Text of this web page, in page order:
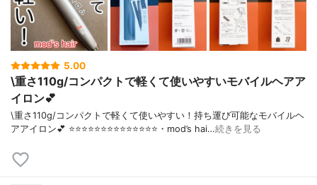
5.00
\重さ110g/コンパクトで軽くて使いやすいモバイルヘアア
イロン💕
\重さ110g/コンパクトで軽くて使いやすい！持ち運び可能なモバイルヘ
アアイロン💕 ⭐️⭐️⭐️⭐️⭐️⭐️⭐️⭐️⭐️⭐️⭐️⭐️⭐️⭐️・mod’s hai…続きを見る